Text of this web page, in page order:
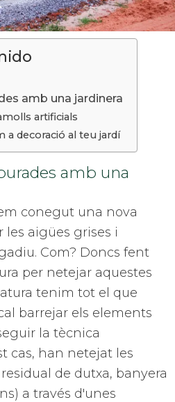
amb una jardinera
artificials
a decoració al teu jardí
amb una
conegut una nova
les aigües grises i
Com? Doncs fent
per netejar aquestes
tenim tot el que
barrejar els elements
la tècnica
cas, han netejat les
de dutxa, banyera
a través d'unes